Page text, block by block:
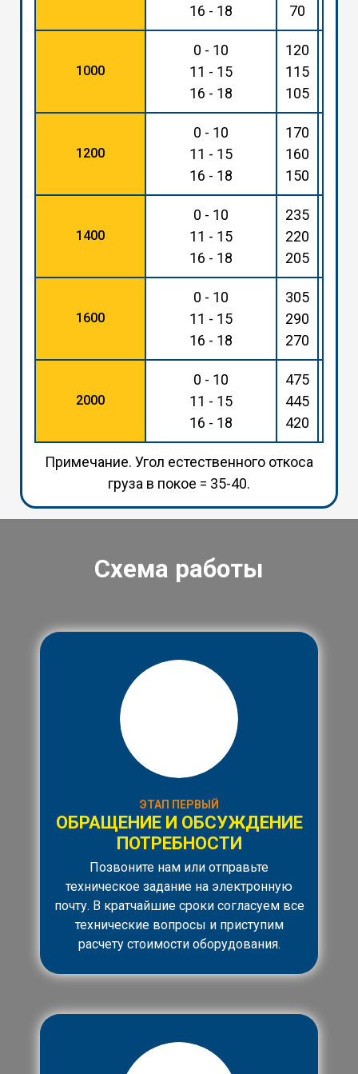
16 - 18
70
1000
0 - 10
11 - 15
16 - 18
120
115
105
1200
0 - 10
11 - 15
16 - 18
170
160
150
1400
0 - 10
11 - 15
16 - 18
235
220
205
1600
0 - 10
11 - 15
16 - 18
305
290
270
2000
0 - 10
11 - 15
16 - 18
475
445
420
Примечание. Угол естественного откоса
груза в покое = 35-40.
Схема работы
ЭТАП ПЕРВЫЙ
ОБРАЩЕНИЕ И ОБСУЖДЕНИЕ
ПОТРЕБНОСТИ
Позвоните нам или отправьте
техническое задание на электронную
почту. В кратчайшие сроки согласуем все
технические вопросы и приступим
расчету стоимости оборудования.